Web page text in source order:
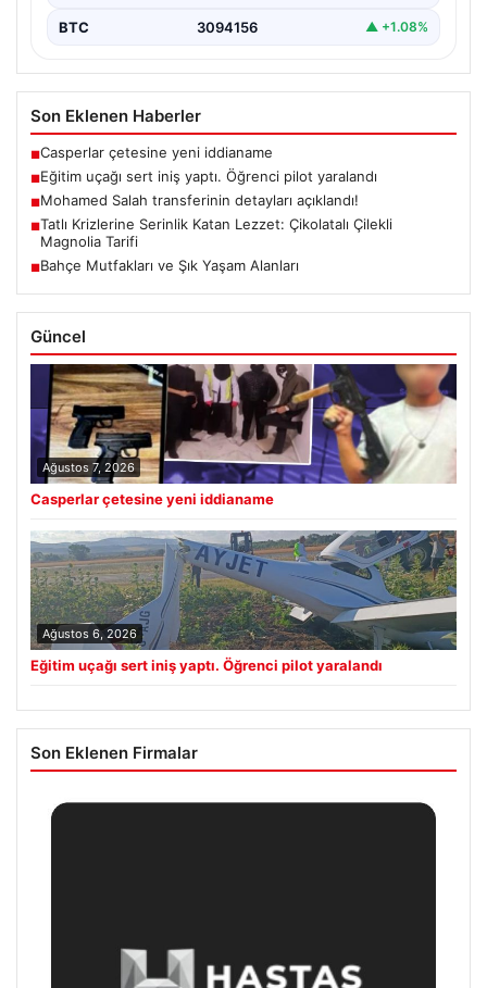
BTC 3094156 ▲ +1.08%
Son Eklenen Haberler
■Casperlar çetesine yeni iddianame
■Eğitim uçağı sert iniş yaptı. Öğrenci pilot yaralandı
■Mohamed Salah transferinin detayları açıklandı!
■Tatlı Krizlerine Serinlik Katan Lezzet: Çikolatalı Çilekli
Magnolia Tarifi
■Bahçe Mutfakları ve Şık Yaşam Alanları
Güncel
Ağustos 7, 2026
Casperlar çetesine yeni iddianame
Ağustos 6, 2026
Eğitim uçağı sert iniş yaptı. Öğrenci pilot yaralandı
Son Eklenen Firmalar